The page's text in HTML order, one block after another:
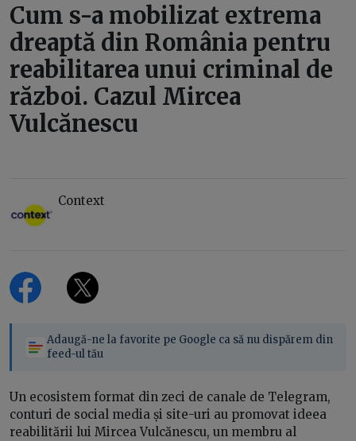
Cum s-a mobilizat extrema
dreaptă din România pentru
reabilitarea unui criminal de
război. Cazul Mircea
Vulcănescu
Context
Adaugă-ne la favorite pe Google ca să nu dispărem din
feed-ul tău
Un ecosistem format din zeci de canale de Telegram,
conturi de social media și site-uri au promovat ideea
reabilitării lui Mircea Vulcănescu, un membru al